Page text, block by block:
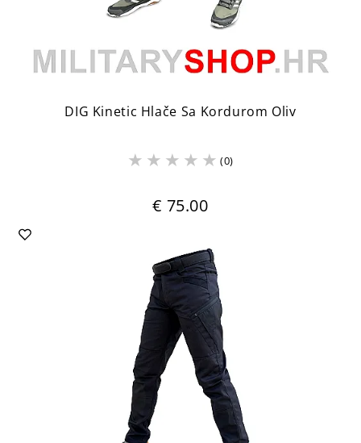
DIG Kinetic Hlače Sa Kordurom Oliv
(0)
€ 75.00